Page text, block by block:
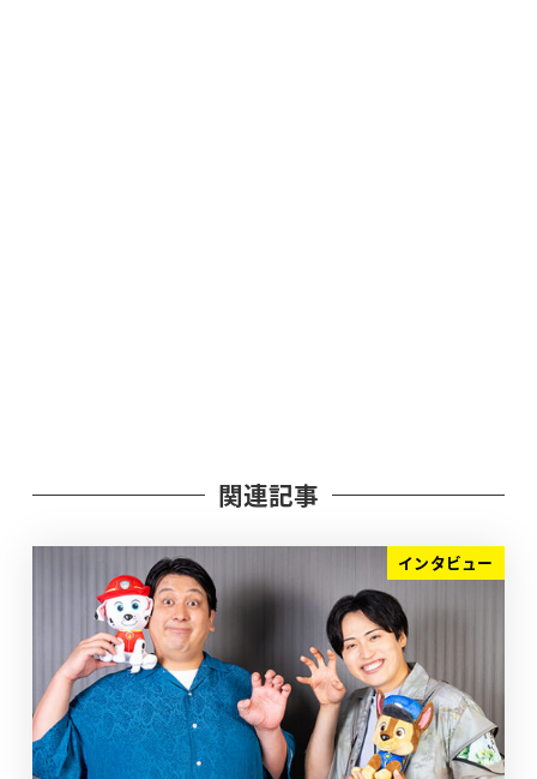
関連記事
インタビュー